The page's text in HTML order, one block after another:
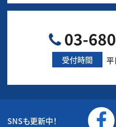
03-
受付時間
SNSも更新中！